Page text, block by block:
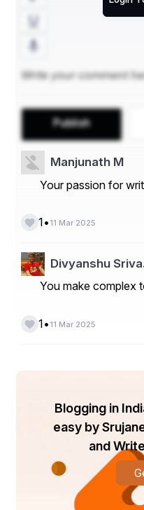
Publish
Manjunath M
Your passion for
1• 11 Mar 2025
Divyanshu
You make complex
1• 11 Mar 2025
Blogging in
easy by
and